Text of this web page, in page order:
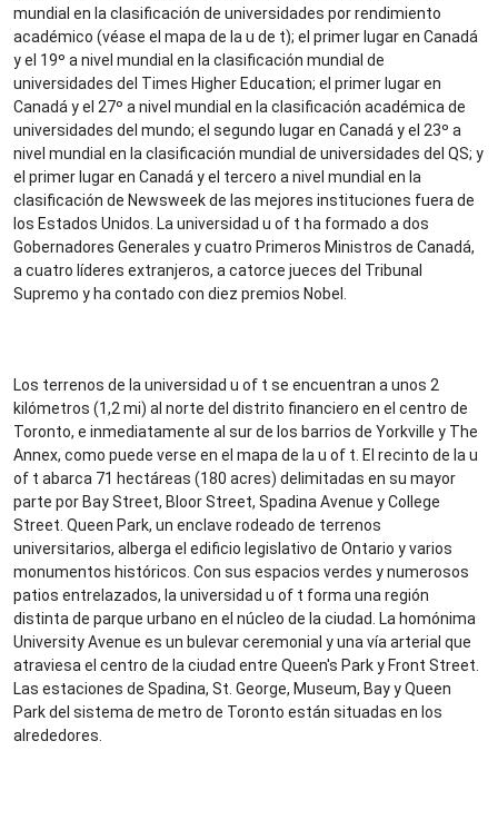
mundial en la clasificación de universidades por rendimiento
académico (véase el mapa de la u de t); el primer lugar en Canadá
y el 19º a nivel mundial en la clasificación mundial de
universidades del Times Higher Education; el primer lugar en
Canadá y el 27º a nivel mundial en la clasificación académica de
universidades del mundo; el segundo lugar en Canadá y el 23º a
nivel mundial en la clasificación mundial de universidades del QS; y
el primer lugar en Canadá y el tercero a nivel mundial en la
clasificación de Newsweek de las mejores instituciones fuera de
los Estados Unidos. La universidad u of t ha formado a dos
Gobernadores Generales y cuatro Primeros Ministros de Canadá,
a cuatro líderes extranjeros, a catorce jueces del Tribunal
Supremo y ha contado con diez premios Nobel.
Los terrenos de la universidad u of t se encuentran a unos 2
kilómetros (1,2 mi) al norte del distrito financiero en el centro de
Toronto, e inmediatamente al sur de los barrios de Yorkville y The
Annex, como puede verse en el mapa de la u of t. El recinto de la u
of t abarca 71 hectáreas (180 acres) delimitadas en su mayor
parte por Bay Street, Bloor Street, Spadina Avenue y College
Street. Queen Park, un enclave rodeado de terrenos
universitarios, alberga el edificio legislativo de Ontario y varios
monumentos históricos. Con sus espacios verdes y numerosos
patios entrelazados, la universidad u of t forma una región
distinta de parque urbano en el núcleo de la ciudad. La homónima
University Avenue es un bulevar ceremonial y una vía arterial que
atraviesa el centro de la ciudad entre Queen's Park y Front Street.
Las estaciones de Spadina, St. George, Museum, Bay y Queen
Park del sistema de metro de Toronto están situadas en los
alrededores.